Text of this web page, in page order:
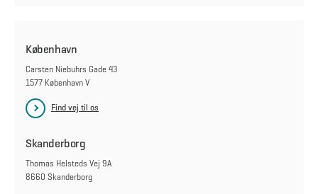
København
Carsten Niebuhrs Gade 43
1577 København V
Find vej til os
Skanderborg
Thomas Helsteds Vej 9A
8660 Skanderborg